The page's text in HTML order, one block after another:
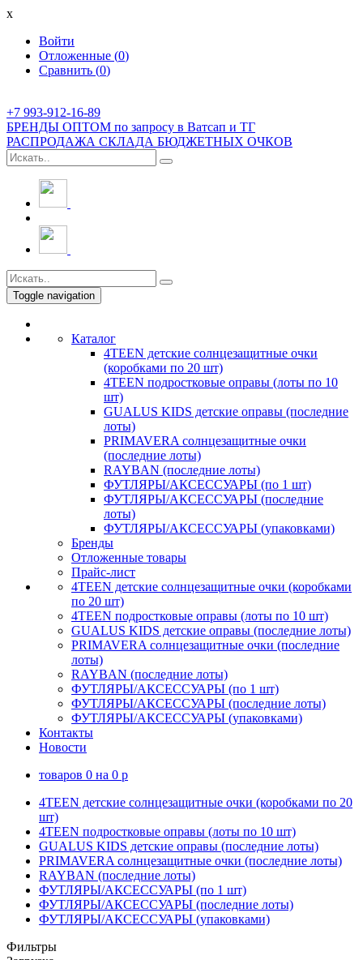
x
Войти
Отложенные (0)
Сравнить (0)
+7 993-912-16-89
БРЕНДЫ ОПТОМ по запросу в Ватсап и ТГ
РАСПРОДАЖА СКЛАДА БЮДЖЕТНЫХ ОЧКОВ
Toggle navigation
Каталог
4TEEN детские солнцезащитные очки
(коробками по 20 шт)
4TEEN подростковые оправы (лоты по 10
шт)
GUALUS KIDS детские оправы (последние
лоты)
PRIMAVERA солнцезащитные очки
(последние лоты)
RAYBAN (последние лоты)
ФУТЛЯРЫ/АКСЕССУАРЫ (по 1 шт)
ФУТЛЯРЫ/АКСЕССУАРЫ (последние
лоты)
ФУТЛЯРЫ/АКСЕССУАРЫ (упаковками)
Бренды
Отложенные товары
Прайс-лист
4TEEN детские солнцезащитные очки (коробками
по 20 шт)
4TEEN подростковые оправы (лоты по 10 шт)
GUALUS KIDS детские оправы (последние лоты)
PRIMAVERA солнцезащитные очки (последние
лоты)
RAYBAN (последние лоты)
ФУТЛЯРЫ/АКСЕССУАРЫ (по 1 шт)
ФУТЛЯРЫ/АКСЕССУАРЫ (последние лоты)
ФУТЛЯРЫ/АКСЕССУАРЫ (упаковками)
Контакты
Новости
товаров 0 на 0 p
4TEEN детские солнцезащитные очки (коробками по 20
шт)
4TEEN подростковые оправы (лоты по 10 шт)
GUALUS KIDS детские оправы (последние лоты)
PRIMAVERA солнцезащитные очки (последние лоты)
RAYBAN (последние лоты)
ФУТЛЯРЫ/АКСЕССУАРЫ (по 1 шт)
ФУТЛЯРЫ/АКСЕССУАРЫ (последние лоты)
ФУТЛЯРЫ/АКСЕССУАРЫ (упаковками)
Фильтры